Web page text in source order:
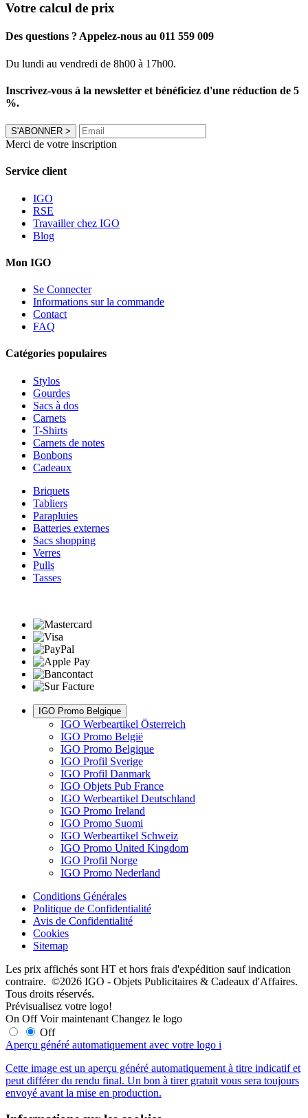
Votre calcul de prix
Des questions ? Appelez-nous au 011 559 009
Du lundi au vendredi de 8h00 à 17h00.
Inscrivez-vous à la newsletter et bénéficiez d'une réduction de 5
%.
S'ABONNER >
Merci de votre inscription
Service client
IGO
RSE
Travailler chez IGO
Blog
Mon IGO
Se Connecter
Informations sur la commande
Contact
FAQ
Catégories populaires
Stylos
Gourdes
Sacs à dos
Carnets
T-Shirts
Carnets de notes
Bonbons
Cadeaux
Briquets
Tabliers
Parapluies
Batteries externes
Sacs shopping
Verres
Pulls
Tasses
IGO Promo Belgique
IGO Werbeartikel Österreich
IGO Promo België
IGO Promo Belgique
IGO Profil Sverige
IGO Profil Danmark
IGO Objets Pub France
IGO Werbeartikel Deutschland
IGO Promo Ireland
IGO Promo Suomi
IGO Werbeartikel Schweiz
IGO Promo United Kingdom
IGO Profil Norge
IGO Promo Nederland
Conditions Générales
Politique de Confidentialité
Avis de Confidentialité
Cookies
Sitemap
Les prix affichés sont HT et hors frais d'expédition sauf indication
contraire. ©2026 IGO - Objets Publicitaires & Cadeaux d'Affaires.
Tous droits réservés.
Prévisualisez votre logo!
On Off Voir maintenant Changez le logo
Off
Aperçu généré automatiquement avec votre logo i
Cette image est un aperçu généré automatiquement à titre indicatif et
peut différer du rendu final. Un bon à tirer gratuit vous sera toujours
envoyé avant la mise en production.